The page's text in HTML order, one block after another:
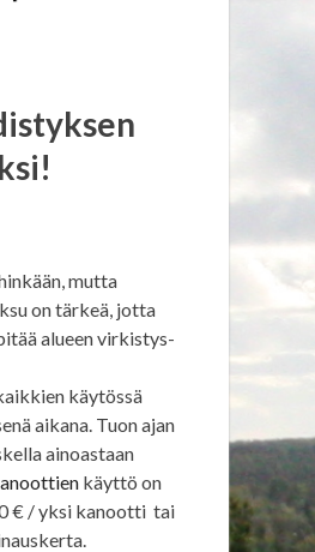
mutta
on tärkeä, jotta
alueen virkistys-
käytössä
aikana. Tuon ajan
ainoastaan
käyttö on
€ / yksi kanootti tai